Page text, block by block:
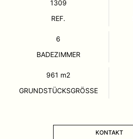
1309
REF.
6
BADEZIMMER
961 m2
GRUNDSTÜCKSGRÖSSE
KONTAKT